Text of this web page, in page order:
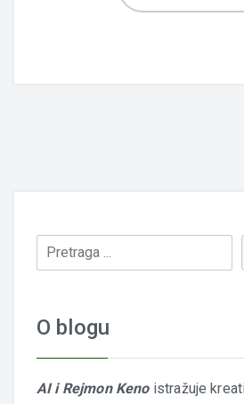
O blogu
AI i Rejmon Kenoistražuje